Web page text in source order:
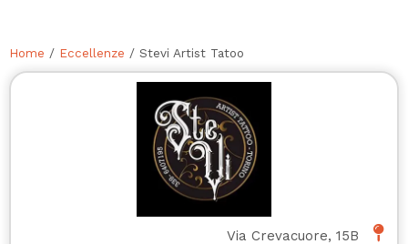
Home / Eccellenze / Stevi Artist Tatoo
Via Crevacuore, 15B